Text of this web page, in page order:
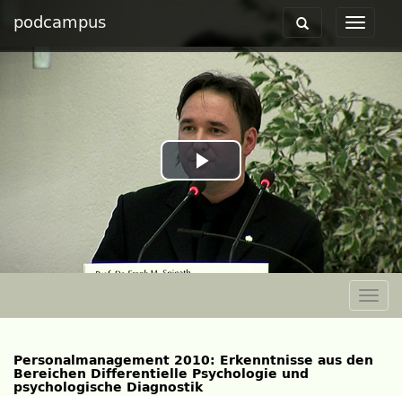
podcampus
Toggle
Toggle
navigation
Play
Video
Personalmanagement 2010: Erkenntnisse aus den
Bereichen Differentielle Psychologie und
psychologische Diagnostik